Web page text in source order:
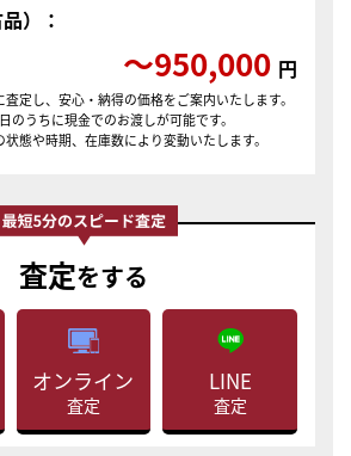
）：
〜950,000 円
定し、安心・納得の価格をご案内いたします。
のうちに現金でのお渡しが可能です。
態や時期、在庫数により変動いたします。
査定をする
オンライン
査定
LINE
査定